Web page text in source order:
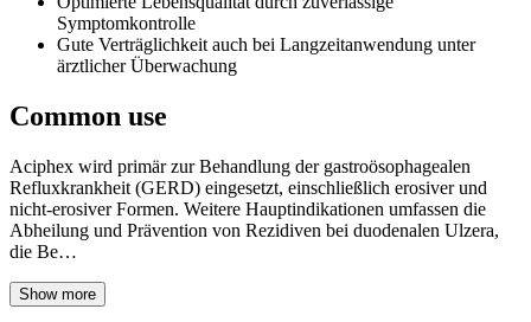
Symptomkontrolle
Gute Verträglichkeit auch bei Langzeitanwendung unter
ärztlicher Überwachung
Common use
Aciphex wird primär zur Behandlung der gastroösophagealen
Refluxkrankheit (GERD) eingesetzt, einschließlich erosiver und
nicht-erosiver Formen. Weitere Hauptindikationen umfassen die
Abheilung und Prävention von Rezidiven bei duodenalen Ulzera,
die Be…
Show more